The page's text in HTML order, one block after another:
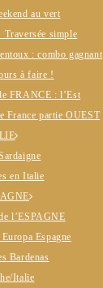
au vert
simple
: combo gagnant
à faire !
FRANCE : l’Est
France partie OUEST
en Italie
l’ESPAGNE
Espagne
Bardenas
Italie